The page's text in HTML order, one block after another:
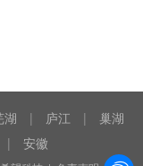
湖 | 庐江 |
巢湖
| 安徽